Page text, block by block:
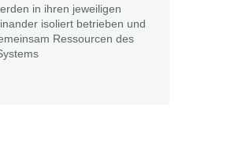
in ihren jeweiligen
isoliert betrieben und
Ressourcen des